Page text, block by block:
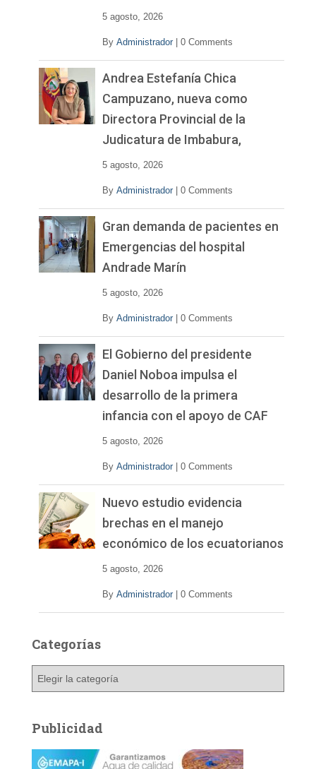
5 agosto, 2026
By Administrador 0 Comments
Andrea Estefanía Chica
Campuzano, nueva como
Directora Provincial de la
Judicatura de Imbabura,
5 agosto, 2026
By Administrador 0 Comments
Gran demanda de pacientes en
Emergencias del hospital
Andrade Marín
5 agosto, 2026
By Administrador 0 Comments
El Gobierno del presidente
Daniel Noboa impulsa el
desarrollo de la primera
infancia con el apoyo de CAF
5 agosto, 2026
By Administrador 0 Comments
Nuevo estudio evidencia
brechas en el manejo
económico de los ecuatorianos
5 agosto, 2026
By Administrador 0 Comments
Categorías
g
o
Publicidad